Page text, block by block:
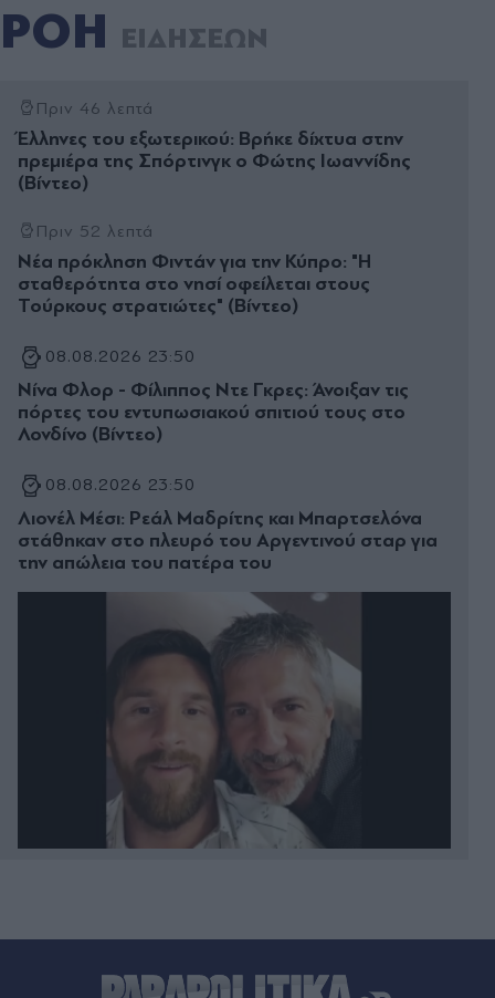
ΡΟΗ ΕΙΔΗΣΕΩΝ
Πριν 46 λεπτά
Έλληνες του εξωτερικού: Βρήκε δίχτυα στην
πρεμιέρα της Σπόρτινγκ ο Φώτης Ιωαννίδης
(Βίντεο)
Πριν 52 λεπτά
Νέα πρόκληση Φιντάν για την Κύπρο: "Η
σταθερότητα στο νησί οφείλεται στους
Τούρκους στρατιώτες" (Βίντεο)
08.08.2026 23:50
Νίνα Φλορ - Φίλιππος Ντε Γκρες: Άνοιξαν τις
πόρτες του εντυπωσιακού σπιτιού τους στο
Λονδίνο (Βίντεο)
08.08.2026 23:50
Λιονέλ Μέσι: Ρεάλ Μαδρίτης και Μπαρτσελόνα
στάθηκαν στο πλευρό του Αργεντινού σταρ για
την απώλεια του πατέρα του
φορά - Αστυνομικοί παρίσταναν τους τουρίστες